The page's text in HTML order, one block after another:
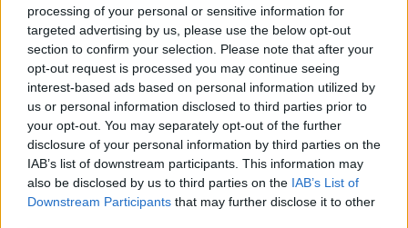
processing of your personal or sensitive information for
targeted advertising by us, please use the below opt-out
section to confirm your selection. Please note that after your
opt-out request is processed you may continue seeing
interest-based ads based on personal information utilized by
us or personal information disclosed to third parties prior to
your opt-out. You may separately opt-out of the further
disclosure of your personal information by third parties on the
IAB’s list of downstream participants. This information may
also be disclosed by us to third parties on the IAB’s List of
Downstream Participants that may further disclose it to other
Így nézett ki Freddie Mercury 1973-ban!
Fotó: Michael Putland / Getty Images Hungary #8
Jön még kép!